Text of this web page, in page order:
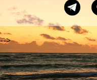
Выезд агента
Прокат чемоданов
Такси в аэропорт
Travel-sim
-->